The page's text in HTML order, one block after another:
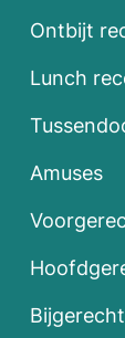
Ontbijt
Lunch
Amuses